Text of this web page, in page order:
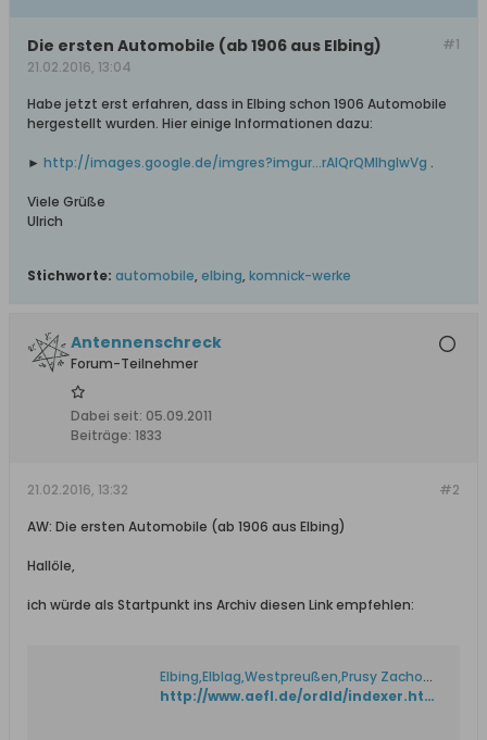
#1
Die ersten Automobile (ab 1906 aus Elbing)
21.02.2016, 13:04
Habe jetzt erst erfahren, dass in Elbing schon 1906 Automobile
hergestellt wurden. Hier einige Informationen dazu:
► http://images.google.de/imgres?imgur...rAIQrQMIhgIwVg .
Viele Grüße
Ulrich
Stichworte: automobile, elbing, komnick-werke
Antennenschreck
Forum-Teilnehmer
Dabei seit: 05.09.2011
Beiträge: 1833
#2
21.02.2016, 13:32
AW: Die ersten Automobile (ab 1906 aus Elbing)
Hallöle,
ich würde als Startpunkt ins Archiv diesen Link empfehlen:
Elbing,Elblag,Westpreußen,Prusy Zachodnie,
http://www.aefl.de/ordld/indexer.html